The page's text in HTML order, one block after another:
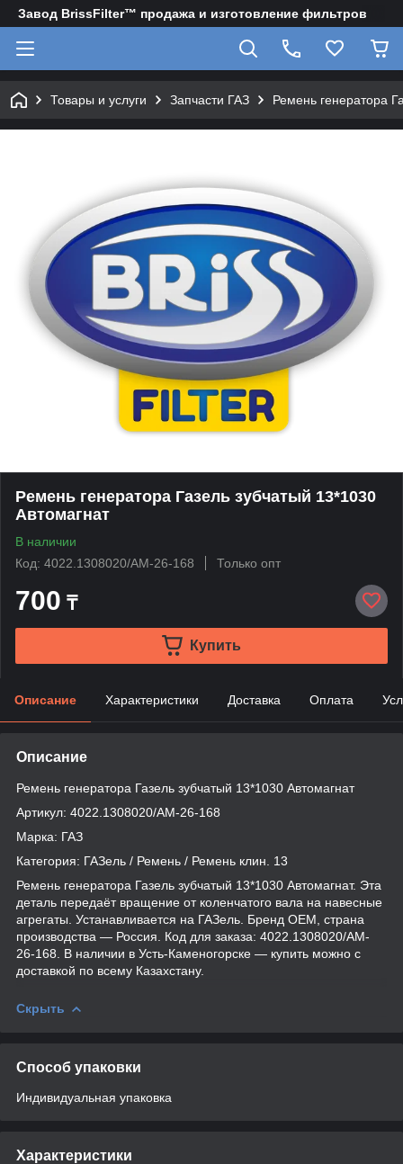
Завод BrissFilter™ продажа и изготовление фильтров
Товары и услуги Запчасти ГАЗ Ремень генератора
Ремень генератора Газель зубчатый 13*1030
Автомагнат
В наличии
Код: 4022.1308020/AM-26-168
Только опт
700 ₸
Купить
Описание Характеристики Доставка Оплата
Описание
Ремень генератора Газель зубчатый 13*1030 Автомагнат
Артикул: 4022.1308020/AM-26-168
Марка: ГАЗ
Категория: ГАЗель / Ремень / Ремень клин. 13
Ремень генератора Газель зубчатый 13*1030 Автомагнат. Эта
деталь передаёт вращение от коленчатого вала на навесные
агрегаты. Устанавливается на ГАЗель. Бренд OEM, страна
производства — Россия. Код для заказа: 4022.1308020/AM-
26-168. В наличии в Усть-Каменогорске — купить можно с
доставкой по всему Казахстану.
Скрыть
Способ упаковки
Индивидуальная упаковка
Характеристики